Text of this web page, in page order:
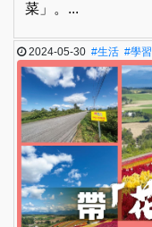
菜」。...
2024-05-30#生活 #學習